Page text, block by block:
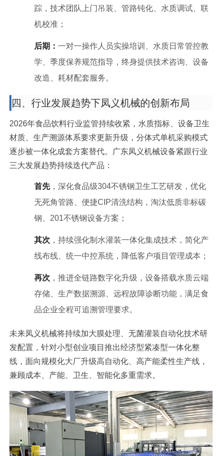
踪，技术团队上门吊装、管路钝化、水质调试、联
机校准；
后期：一对一操作人员实操培训、水质日常管控教
学、季度保养规范指导，终身提供技术咨询、设备
改造、耗材配套服务。
四、行业发展趋势下凤义机械的创新布局
2026年食品饮料行业监管持续收紧，水质指标、设备卫生
材质、生产溯源体系要求更新升级，分体式单机采购模式
逐步被一体化成套方案替代。广东凤义机械设备紧跟行业
三大发展趋势持续迭代产品：
首先，深化食品级304不锈钢卫生工艺研发，优化
无死角管路、便捷CIP清洗结构，淘汰低质非标碳
钢、201不锈钢设备方案；
其次 ，持续强化制水灌装一体化集成技术，简化产
线布线、统一中控系统，降低客户项目管理成本；
再次 ，推进全链路数字化升级，设备搭载水质云端
存储、生产数据溯源、远程故障诊断功能，满足食
品企业全程可追溯管理要求。
未来凤义机械将持续加大膜处理、无菌灌装自动化技术研
发配置，针对小型创业项目推出经济型紧凑型一体化整
线，面向规模化大厂升级高自动化、高产能柔性生产线，
兼顾成本、产能、卫生、智能化多重需求。